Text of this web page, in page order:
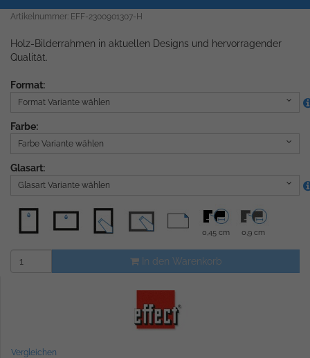
Artikelnummer: EFF-2300901307-H
Holz-Bilderrahmen in aktuellen Designs und hervorragender
Qualität.
Format:
Format Variante wählen
Farbe:
Farbe Variante wählen
Glasart:
Glasart Variante wählen
0,45 cm 0,9 cm
In den Warenkorb
Vergleichen